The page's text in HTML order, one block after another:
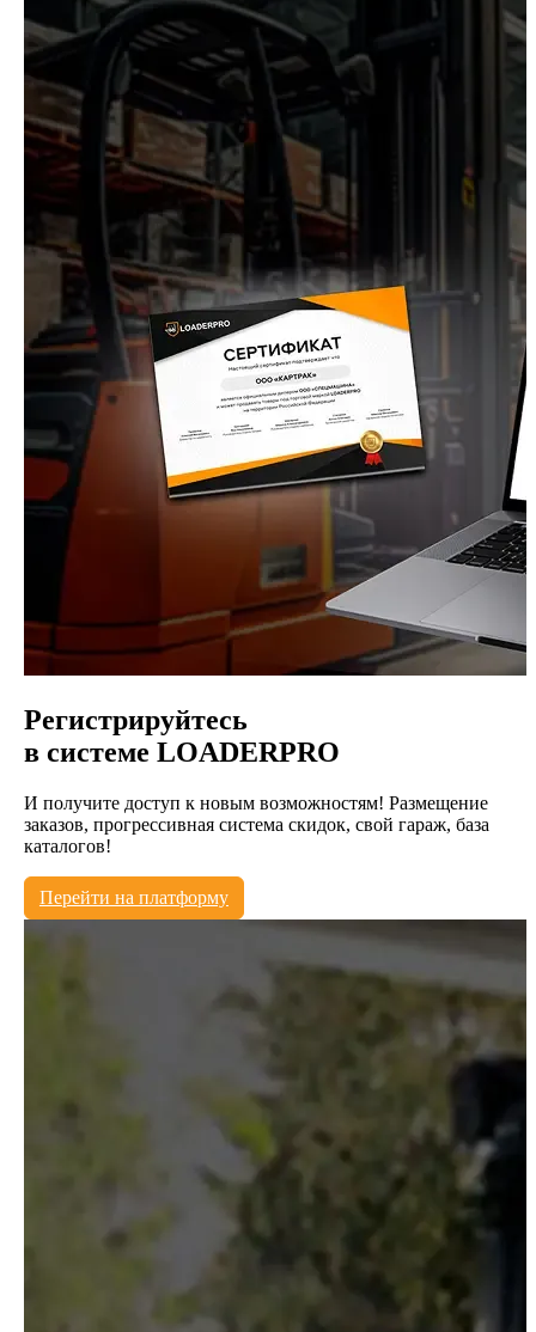
Регистрируйтесь
в системе LOADERPRO
И получите доступ к новым возможностям! Размещение
заказов, прогрессивная система скидок, свой гараж, база
каталогов!
Перейти на платформу